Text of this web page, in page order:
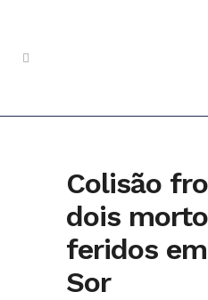
Colisão
dois
feridos
Sor